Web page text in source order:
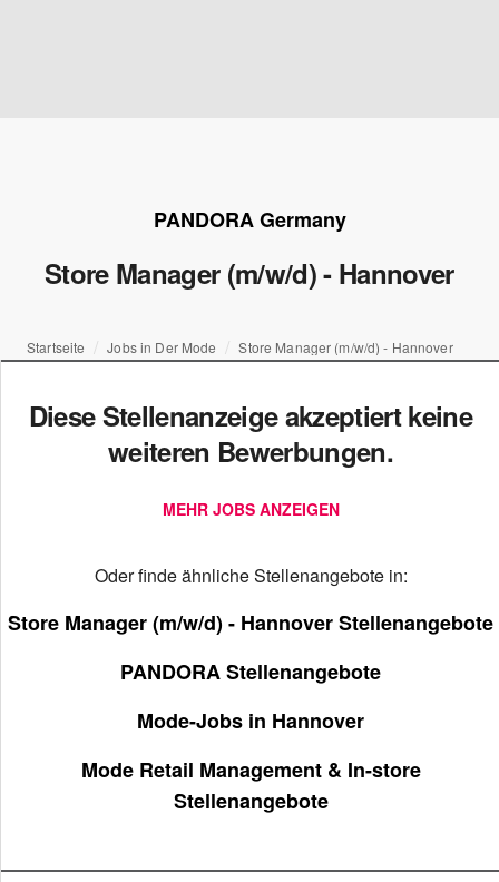
PANDORA Germany
Store Manager (m/w/d) - Hannover
Startseite Jobs in Der Mode Store Manager (m/w/d) - Hannover
Diese Stellenanzeige akzeptiert keine
weiteren Bewerbungen.
MEHR JOBS ANZEIGEN
Oder finde ähnliche Stellenangebote in:
Store Manager (m/w/d) - Hannover Stellenangebote
PANDORA Stellenangebote
Mode-Jobs in Hannover
Mode Retail Management & In-store
Stellenangebote